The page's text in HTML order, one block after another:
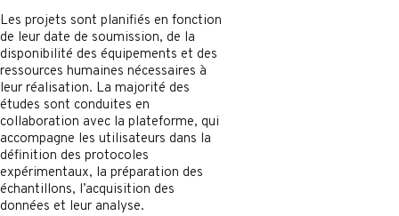
Les projets sont planifiés en fonction
de leur date de soumission, de la
disponibilité des équipements et des
ressources humaines nécessaires à
leur réalisation. La majorité des
études sont conduites en
collaboration avec la plateforme, qui
accompagne les utilisateurs dans la
définition des protocoles
expérimentaux, la préparation des
échantillons, l’acquisition des
données et leur analyse.